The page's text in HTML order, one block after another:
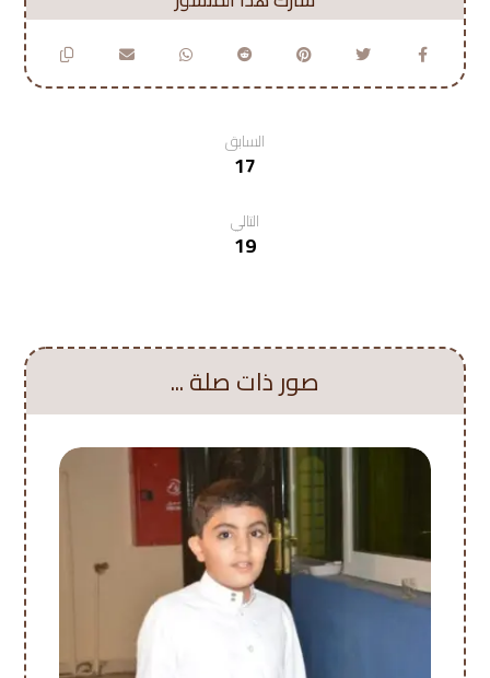
السابق
17
التالي
19
صور ذات صلة ...